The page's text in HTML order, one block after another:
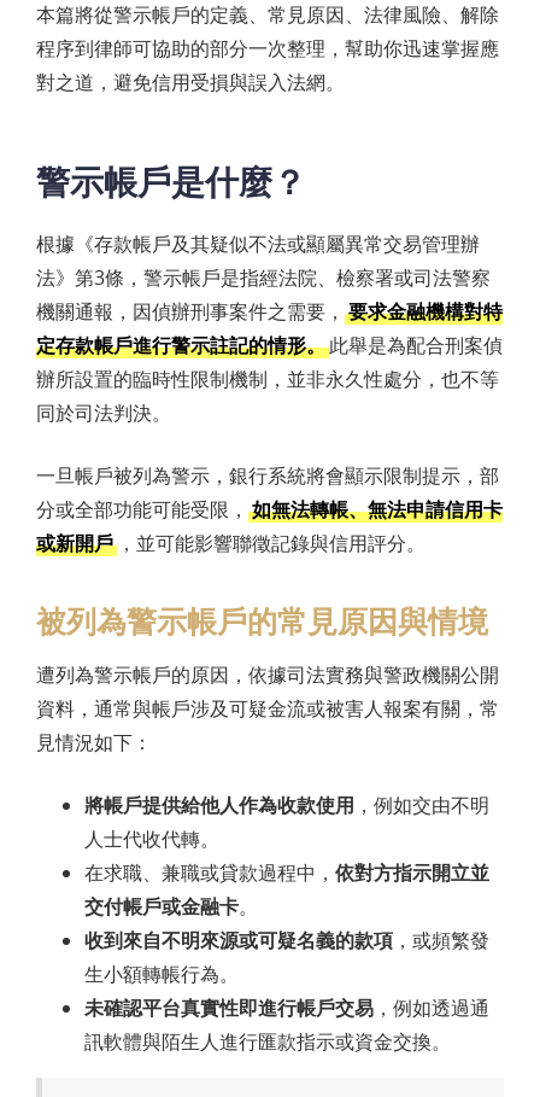
本篇將從警示帳戶的定義、常見原因、法律風險、解除
程序到律師可協助的部分一次整理，幫助你迅速掌握應
對之道，避免信用受損與誤入法網。
警示帳戶是什麼？
根據《存款帳戶及其疑似不法或顯屬異常交易管理辦
法》第3條，警示帳戶是指經法院、檢察署或司法警察
機關通報，因偵辦刑事案件之需要， 要求金融機構對特
定存款帳戶進行警示註記的情形。此舉是為配合刑案偵
辦所設置的臨時性限制機制，並非永久性處分，也不等
同於司法判決。
一旦帳戶被列為警示，銀行系統將會顯示限制提示，部
分或全部功能可能受限， 如無法轉帳、無法申請信用卡
或新開戶 ，並可能影響聯徵記錄與信用評分。
被列為警示帳戶的常見原因與情境
遭列為警示帳戶的原因，依據司法實務與警政機關公開
資料，通常與帳戶涉及可疑金流或被害人報案有關，常
見情況如下：
將帳戶提供給他人作為收款使用 ，例如交由不明
人士代收代轉。
在求職、兼職或貸款過程中， 依對方指示開立並
交付帳戶或金融卡。
收到來自不明來源或可疑名義的款項 ，或頻繁發
生小額轉帳行為。
未確認平台真實性即進行帳戶交易 ，例如透過通
訊軟體與陌生人進行匯款指示或資金交換。